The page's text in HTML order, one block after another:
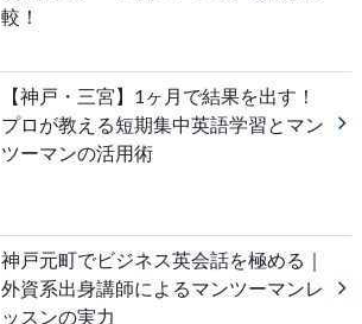
較！
【神戸・三宮】1ヶ月で結果を出す！
プロが教える短期集中英語学習とマン
ツーマンの活用術
神戸元町でビジネス英会話を極める｜
外資系出身講師によるマンツーマンレ
ッスンの実力